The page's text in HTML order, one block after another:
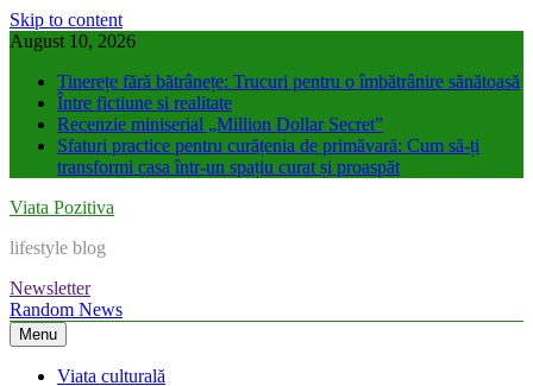
Skip to content
August 10, 2026
Tinerețe fără bătrânețe: Trucuri pentru o îmbătrânire sănătoasă
Între fictiune si realitate
Recenzie miniserial „Million Dollar Secret”
Sfaturi practice pentru curățenia de primăvară: Cum să-ți
transformi casa într-un spațiu curat și proaspăt
Viata Pozitiva
lifestyle blog
Newsletter
Random News
Menu
Viata culturală